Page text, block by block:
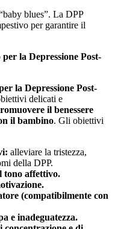
blues”. La DPP
per garantire il
la Depressione Post-
la Depressione Post-
delicati e
il benessere
il bambino. Gli obiettivi
alleviare la tristezza,
della DPP.
tono affettivo.
(compatibilmente con
e inadeguatezza.